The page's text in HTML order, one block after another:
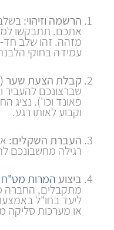
הרשמה וזיהוי:
אתכם. תתבקשו
מזהה. זהו שלב חד-
עמידה בחוקי
קבלת הצעת שער
שברצונכם להעביר
פאונד וכו'). נציג
וקבוע לאותו רגע.
העברת השקלים:
רגילה מחשבונכם
ביצועהמרות מט"ח
מתקבלים, החברה
או מערכות סליקה